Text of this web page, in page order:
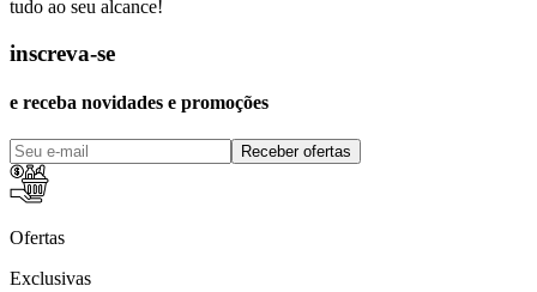
tudo ao seu alcance!
inscreva-se
e receba novidades e promoções
Receber ofertas
Ofertas
Exclusivas